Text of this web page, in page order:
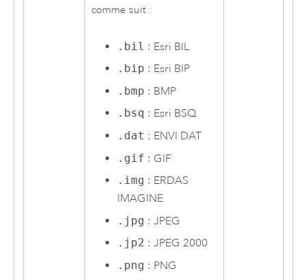
comme suit :
.bil : Esri BIL
.bip : Esri BIP
.bmp : BMP
.bsq : Esri BSQ
.dat : ENVI DAT
.gif : GIF
.img : ERDAS
IMAGINE
.jpg : JPEG
.jp2 : JPEG 2000
.png : PNG